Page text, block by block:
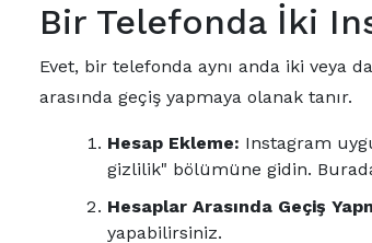
Bir Telefonda İki
Evet, bir telefonda aynı anda iki veya
arasında geçiş yapmaya olanak tanır.
Hesap Ekleme: Instagram
gizlilik" bölümüne gidin.
Hesaplar Arasında Geçiş
yapabilirsiniz.